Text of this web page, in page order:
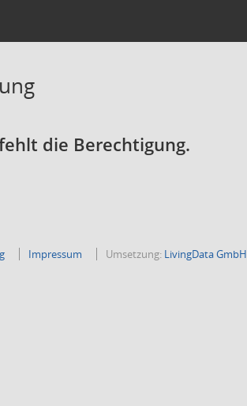
die Berechtigung.
Impressum Umsetzung: LivingData GmbH